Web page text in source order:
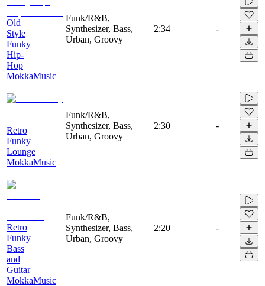
Old
Style
Funky
Hip-
Hop
MokkaMusic
Funk/R&B,
Synthesizer, Bass,
Urban, Groovy
2:34 -
Retro
Funky
Lounge
MokkaMusic
Funk/R&B,
Synthesizer, Bass,
Urban, Groovy
2:30 -
Retro
Funky
Bass
and
Guitar
MokkaMusic
Funk/R&B,
Synthesizer, Bass,
Urban, Groovy
2:20 -